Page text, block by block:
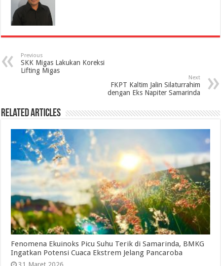
Previous
SKK Migas Lakukan Koreksi
Lifting Migas
Next
FKPT Kaltim Jalin Silaturrahim
dengan Eks Napiter Samarinda
Related Articles
Fenomena Ekuinoks Picu Suhu Terik di Samarinda, BMKG
Ingatkan Potensi Cuaca Ekstrem Jelang Pancaroba